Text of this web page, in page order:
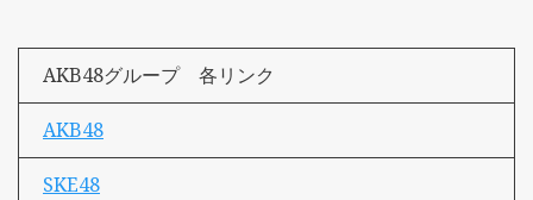
AKB48グループ 各リンク
AKB48
SKE48